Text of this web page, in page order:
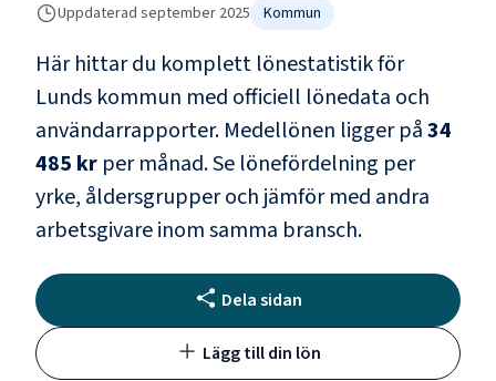
Uppdaterad september 2025 Kommun
Här hittar du komplett lönestatistik för
Lunds kommun med officiell lönedata och
användarrapporter. Medellönen ligger på34
485 kr per månad.Se lönefördelning per
yrke, åldersgrupper och jämför med andra
arbetsgivare inom samma bransch.
Dela sidan
Lägg till din lön